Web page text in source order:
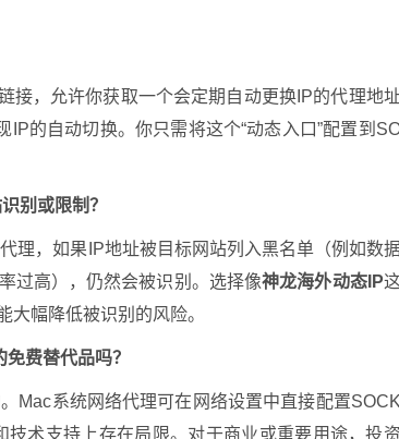
接，允许你获取一个会定期自动更换IP的代理地
的自动切换。你只需将这个“动态入口”配置到
别或限制？
理，如果IP地址被目标网站列入黑名单（例如数
过高），仍然会被识别。选择像神龙海外动态IP
幅降低被识别的风险。
费替代品吗？
Mac系统网络代理可在网络设置中直接配置
术支持上存在局限。对于商业或重要用途，投